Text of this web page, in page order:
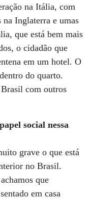
na Itália, com
Inglaterra e umas
que está bem mais
o cidadão que
em um hotel. O
do quarto.
com outros
social nessa
grave o que está
no Brasil.
que
em casa